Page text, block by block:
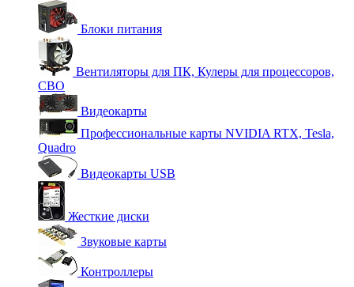
Блоки питания
Вентиляторы для ПК, Кулеры для процессоров,
СВО
Видеокарты
Профессиональные карты NVIDIA RTX, Tesla,
Quadro
Видеокарты USB
Жесткие диски
Звуковые карты
Контроллеры